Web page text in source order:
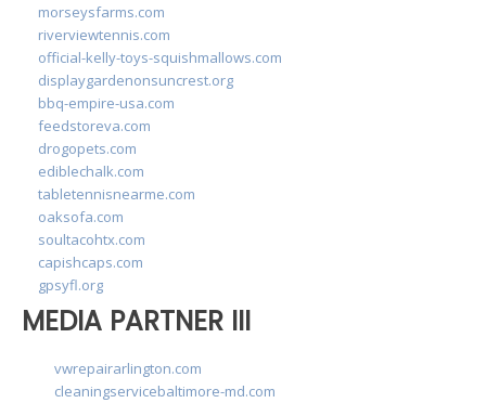
morseysfarms.com
riverviewtennis.com
official-kelly-toys-squishmallows.com
displaygardenonsuncrest.org
bbq-empire-usa.com
feedstoreva.com
drogopets.com
ediblechalk.com
tabletennisnearme.com
oaksofa.com
soultacohtx.com
capishcaps.com
gpsyfl.org
MEDIA PARTNER III
vwrepairarlington.com
cleaningservicebaltimore-md.com